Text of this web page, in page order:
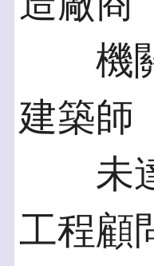
機關
建築師
未達
工程顧